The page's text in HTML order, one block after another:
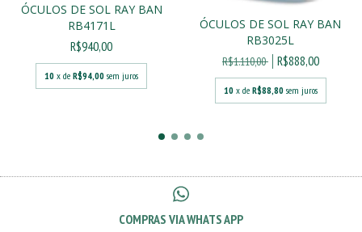
ÓCULOS DE SOL RAY BAN
RB4171L
R$940,00
10 x deR$94,00 sem juros
ÓCULOS DE SOL RAY BAN
RB3025L
R$1.110,00 R$888,00
10 x de R$88,80 sem juros
COMPRAS VIA WHATS APP